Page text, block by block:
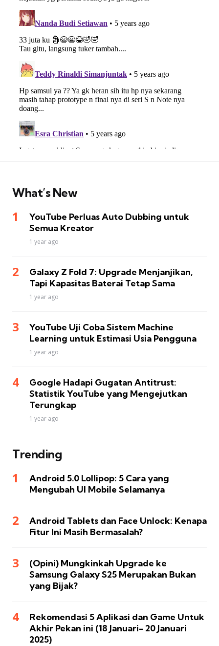
What’s New
YouTube Perluas Auto Dubbing untuk
Semua Kreator
1 year ago
Galaxy Z Fold 7: Upgrade Menjanjikan,
Tapi Kapasitas Baterai Tetap Sama
1 year ago
YouTube Uji Coba Sistem Machine
Learning untuk Estimasi Usia Pengguna
1 year ago
Google Hadapi Gugatan Antitrust:
Statistik YouTube yang Mengejutkan
Terungkap
1 year ago
Trending
Android 5.0 Lollipop: 5 Cara yang
Mengubah UI Mobile Selamanya
Android Tablets dan Face Unlock: Kenapa
Fitur Ini Masih Bermasalah?
(Opini) Mungkinkah Upgrade ke
Samsung Galaxy S25 Merupakan Bukan
yang Bijak?
Rekomendasi 5 Aplikasi dan Game Untuk
Akhir Pekan ini (18 Januari- 20 Januari
2025)